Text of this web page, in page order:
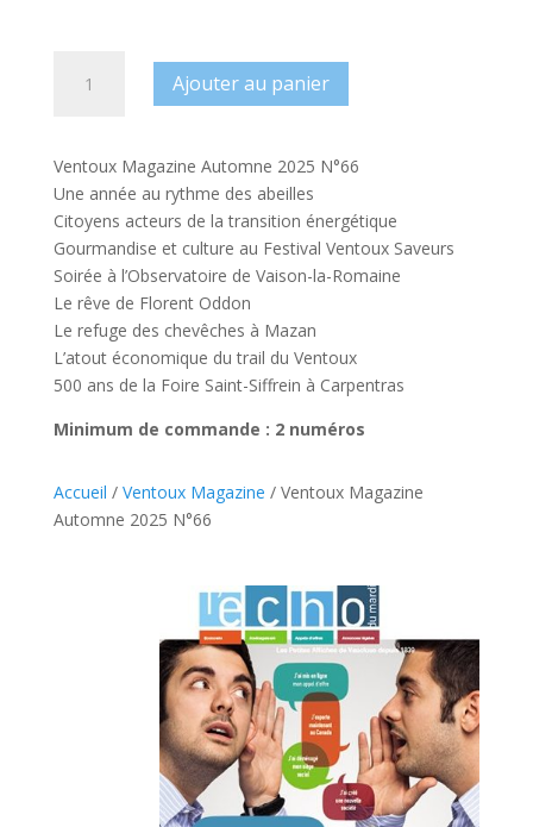
Automne
2025
N°66
Ajouter au panier
Ventoux Magazine Automne 2025 N°66
Une année au rythme des abeilles
Citoyens acteurs de la transition énergétique
Gourmandise et culture au Festival Ventoux Saveurs
Soirée à l’Observatoire de Vaison-la-Romaine
Le rêve de Florent Oddon
Le refuge des chevêches à Mazan
L’atout économique du trail du Ventoux
500 ans de la Foire Saint-Siffrein à Carpentras
Minimum de commande : 2 numéros
Accueil / Ventoux Magazine / Ventoux Magazine
Automne 2025 N°66